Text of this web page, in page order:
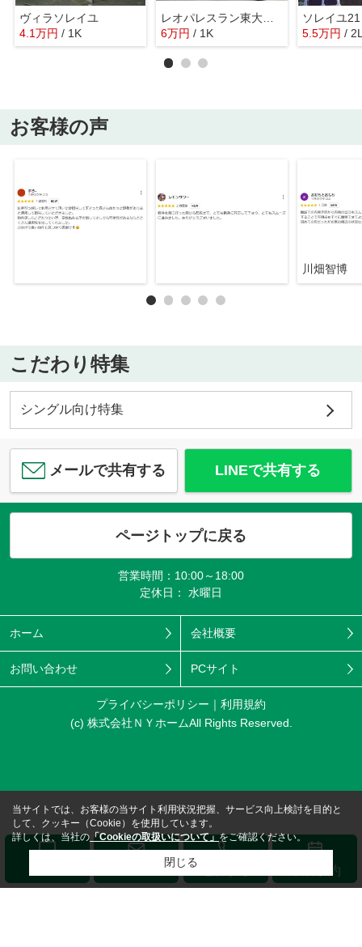
ヴィラソレイユ
4.1万円 / 1K
レオパレスラン東大洲Ｍ
6万円 / 1K
ソレイユ21
5.5万円 /
お客様の声
川畑智博
こだわり特集
シングル向け特集
メールで共有する LINEで共有する
ページトップに戻る
営業時間：10:00～18:00
定休日： 水曜日
ホーム 会社概要
お問い合わせ PCサイト
プライバシーポリシー
利用規約
(c) 株式会社ＮＹホームAll Rights Reserved.
来店予約
当サイトでは、お客様の当サイト利用状況把握、サービス向上検討を目的と
して、クッキー（Cookie）を使用しています。
詳しくは、当社の 「Cookieの取扱いについて」をご確認ください。
閉じる